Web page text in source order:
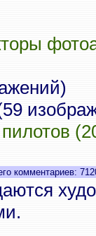
комментариев: